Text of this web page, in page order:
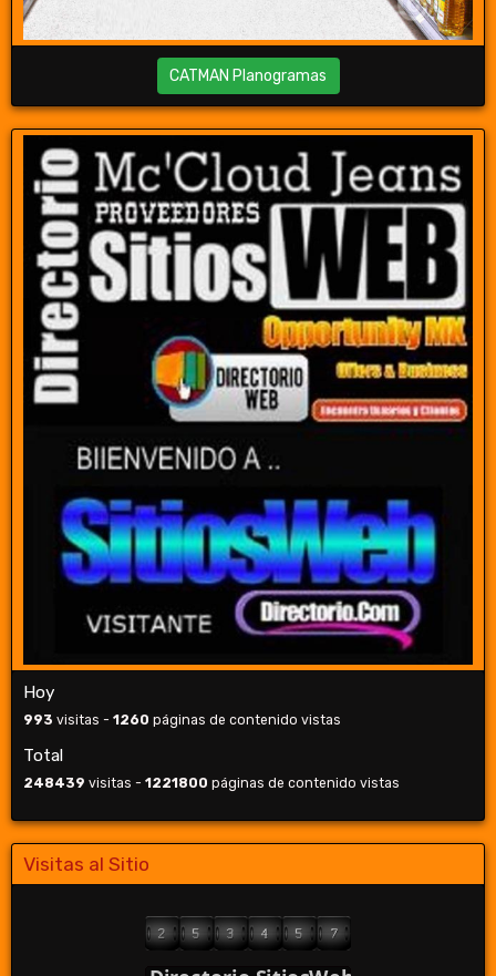
CATMAN Planogramas
Hoy
993 visitas - 1260 páginas de contenido vistas
Total
248439 visitas - 1221800 páginas de contenido vistas
Visitas al Sitio